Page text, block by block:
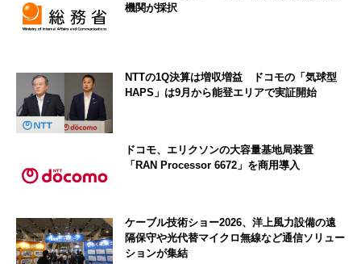
機関が採択
NTTの1Q決算は増収増益 ドコモの「気球型
HAPS」は9月から能登エリアで実証開始
ドコモ、エリクソンの大容量基地局装置
「RAN Processor 6672」を商用導入
ケーブル技術ショー2026、洋上風力設備の遠
隔保守や光代替マイクロ無線など通信ソリュー
ションが集結